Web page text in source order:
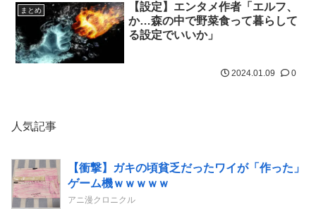
まとめ
【設定】エンタメ作者「エルフ、
か…森の中で野菜食って暮らして
る設定でいいか」
2024.01.09 0
人気記事
【衝撃】ガキの頃貧乏だったワイが「作った」
ゲーム機ｗｗｗｗｗ
アニ漫クロニクル